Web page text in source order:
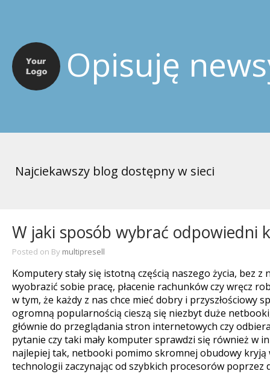
Opisuję
Najciekawszy blog dostępny w sieci
W jaki sposób wybrać odpowiedni
Posted on By multipresell
Komputery stały się istotną częścią naszego życia, bez
wyobrazić sobie pracę, płacenie rachunków czy wręcz
w tym, że każdy z nas chce mieć dobry i przyszłościowy
ogromną popularnością cieszą się niezbyt duże
głównie do przeglądania stron internetowych czy
pytanie czy taki mały komputer sprawdzi się również w
najlepiej tak, netbooki pomimo skromnej obudowy kryją
technologii zaczynając od szybkich procesorów poprzez